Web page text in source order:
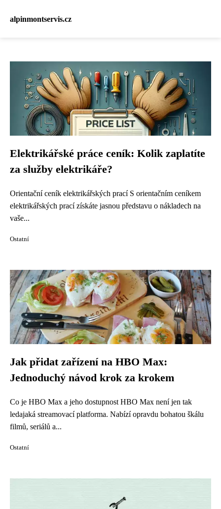
alpinmontservis.cz
Elektrikářské práce ceník: Kolik zaplatíte
za služby elektrikáře?
Orientační ceník elektrikářských prací S orientačním ceníkem
elektrikářských prací získáte jasnou představu o nákladech na
vaše...
Ostatní
Jak přidat zařízení na HBO Max:
Jednoduchý návod krok za krokem
Co je HBO Max a jeho dostupnost HBO Max není jen tak
ledajaká streamovací platforma. Nabízí opravdu bohatou škálu
filmů, seriálů a...
Ostatní